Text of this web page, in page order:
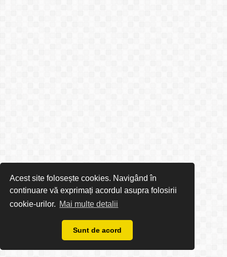
Acest site folosește cookies. Navigând în
continuare vă exprimați acordul asupra folosirii
cookie-urilor. Mai multe detalii
Sunt de acord